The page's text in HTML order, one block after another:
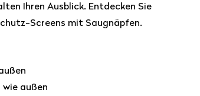
Ihren Ausblick. Entdecken Sie
Screens mit Saugnäpfen.
wie außen